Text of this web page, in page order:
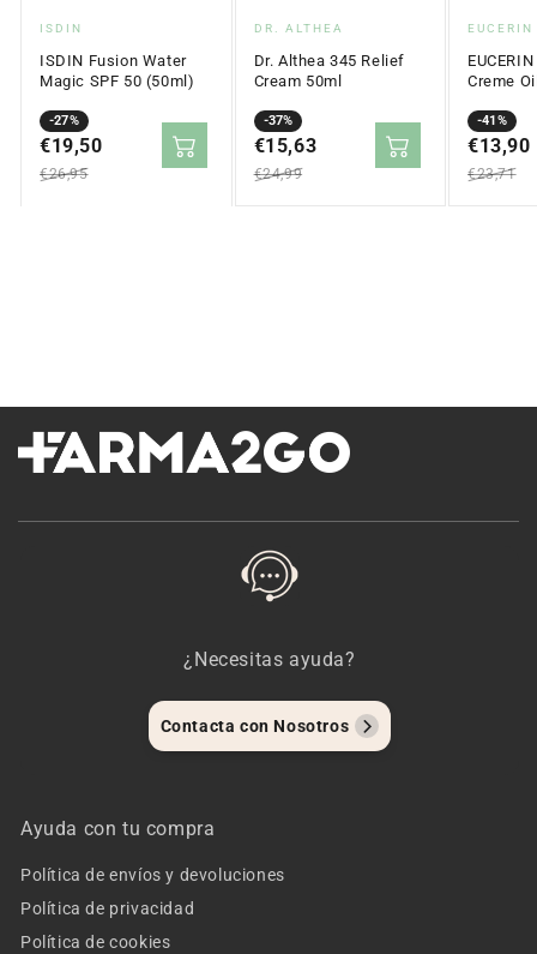
Proveedor:
ISDIN
ISDIN Fusion Water
Magic SPF 50 (50ml)
-27%
Precio
en
oferta
€19,50
Precio
regular
€26,95
Proveedor:
DR. ALTHEA
Dr. Althea 345 Relief
Cream 50ml
-37%
Precio
en
oferta
€15,63
Precio
regular
€24,99
EUCERIN
Creme
-41%
Precio
en
oferta
€13,90
Precio
regular
€23,71
¿Necesitas ayuda?
Contacta con Nosotros
Ayuda con tu compra
Política de envíos y devoluciones
Política de privacidad
Política de cookies